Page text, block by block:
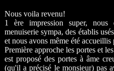
Nous voila revenu!
1 ère impression super,
menuiserie sympa, des établis
et nous avons même été
Première approche les portes et
est proposé des portes à âme
(qu'il a précisé le monsieur) pas